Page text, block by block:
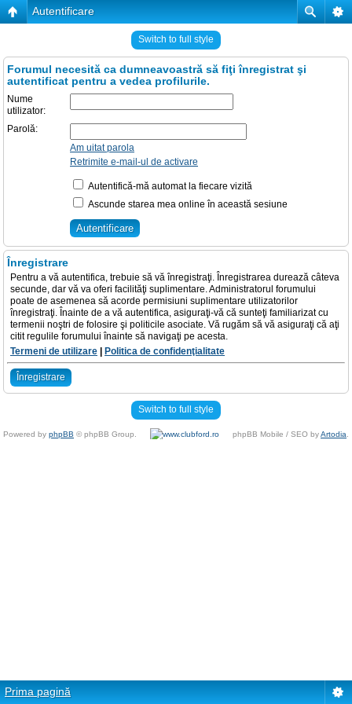
Autentificare
Switch to full style
Forumul necesită ca dumneavoastră să fiţi înregistrat şi
autentificat pentru a vedea profilurile.
Nume
utilizator:
Parolă:
Am uitat parola
Retrimite e-mail-ul de activare
Autentifică-mă automat la fiecare vizită
Ascunde starea mea online în această sesiune
Înregistrare
Pentru a vă autentifica, trebuie să vă înregistraţi. Înregistrarea durează câteva
secunde, dar vă va oferi facilităţi suplimentare. Administratorul forumului
poate de asemenea să acorde permisiuni suplimentare utilizatorilor
înregistraţi. Înainte de a vă autentifica, asiguraţi-vă că sunteţi familiarizat cu
termenii noştri de folosire şi politicile asociate. Vă rugăm să vă asiguraţi că aţi
citit regulile forumului înainte să navigaţi pe acesta.
Termeni de utilizare
Politica de confidenţialitate
Înregistrare
Switch to full style
Powered by phpBB © phpBB Group. phpBB Mobile / SEO byArtodia
Prima pagină